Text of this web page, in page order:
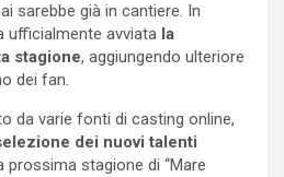
sarebbe già in cantiere. In
ufficialmente avviata la
stagione, aggiungendo ulteriore
dei fan.
da varie fonti di casting online,
dei nuovi talenti
stagione di “Mare